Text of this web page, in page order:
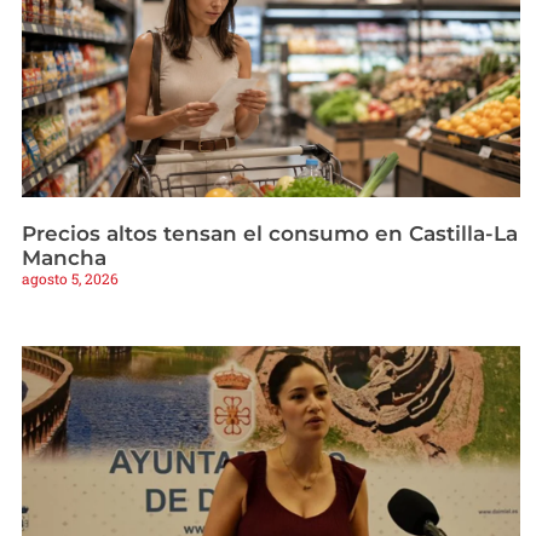
Precios altos tensan el consumo en Castilla-La
Mancha
agosto 5, 2026